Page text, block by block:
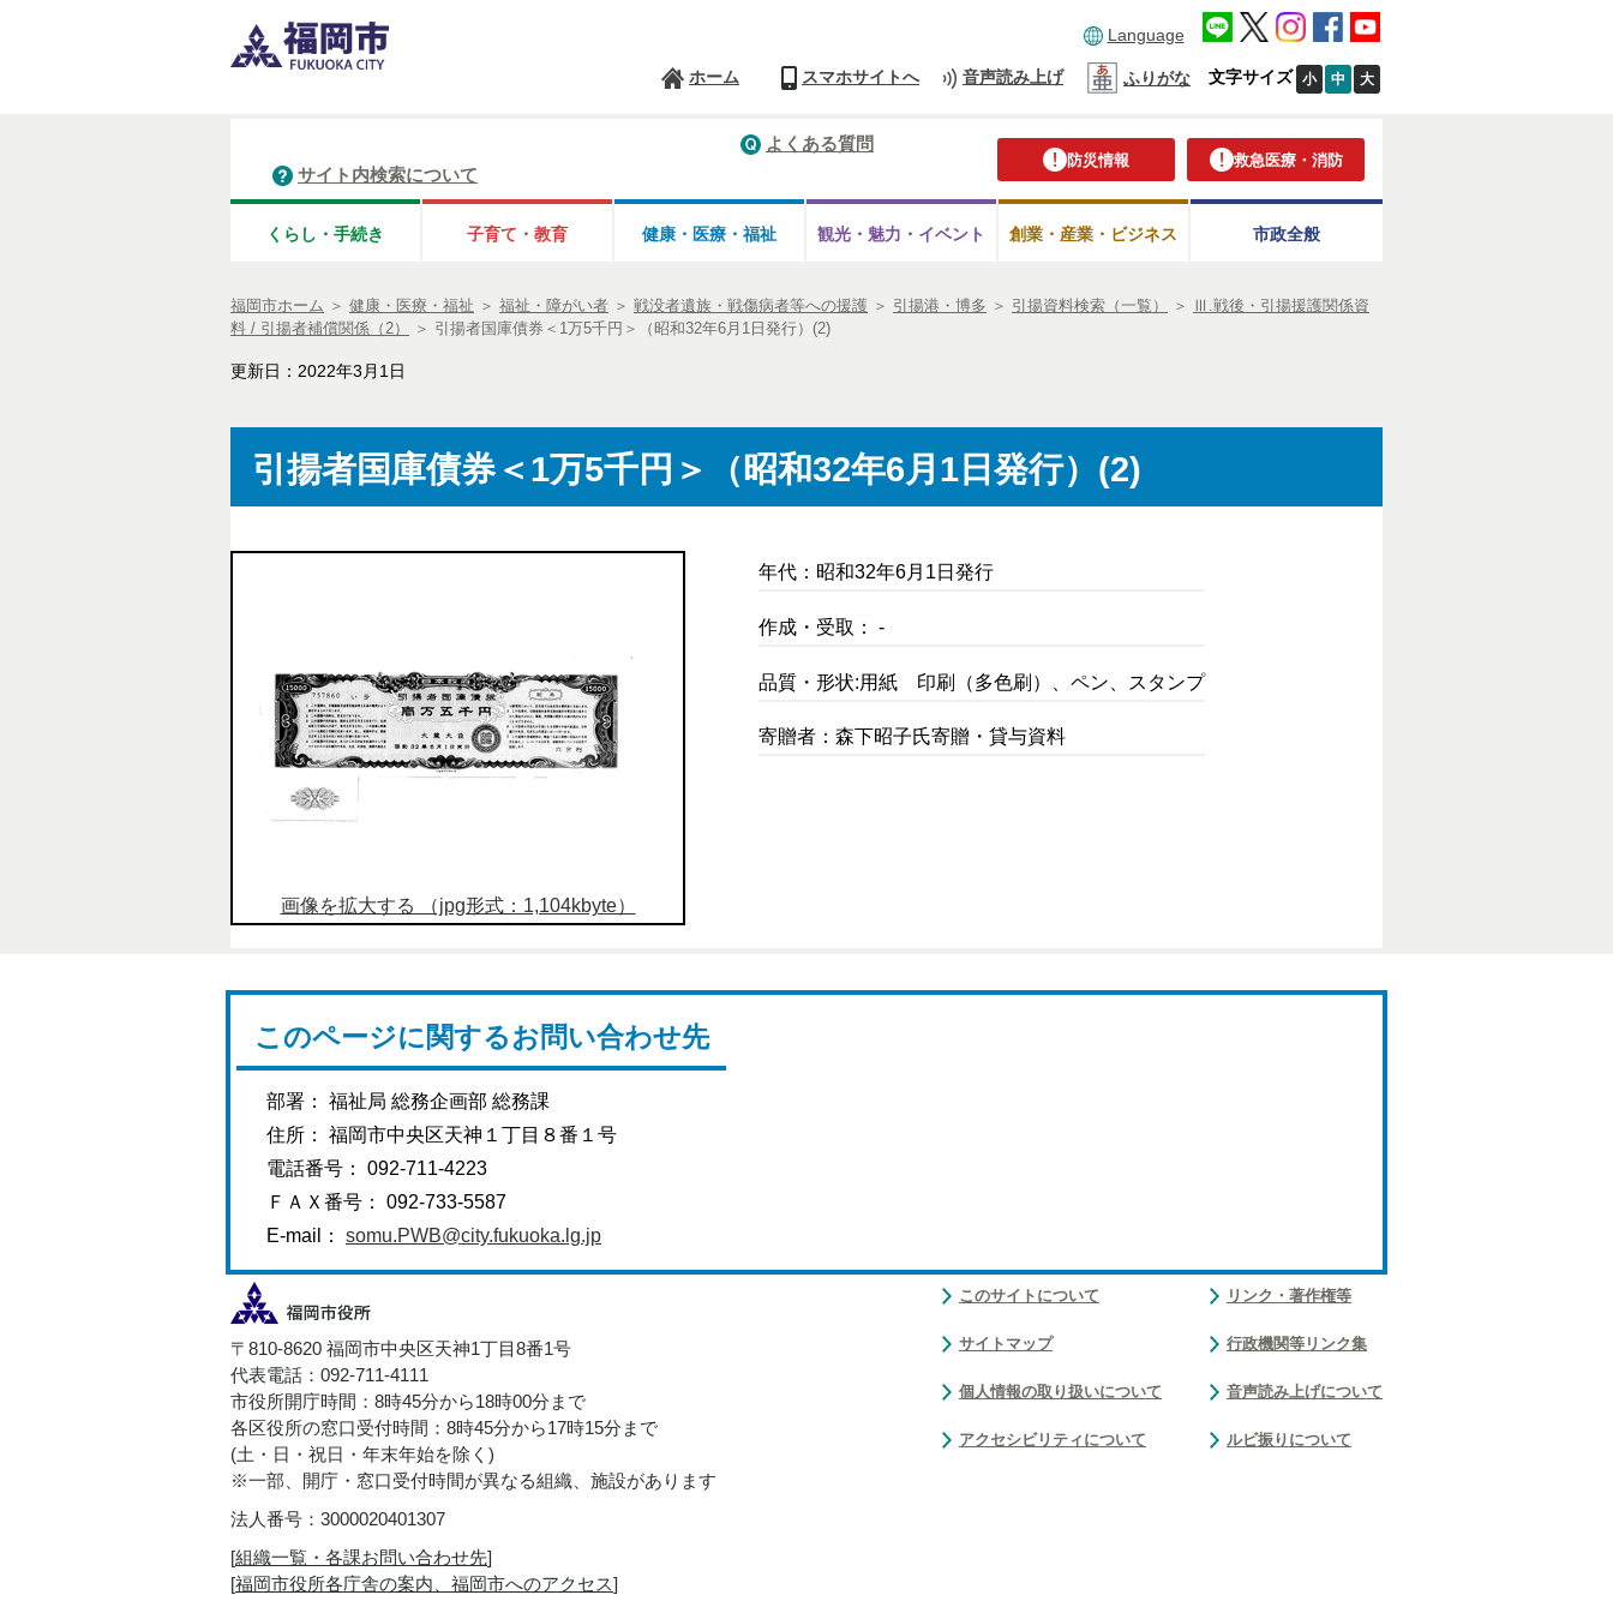
Language
ホーム スマホサイトへ 音声読み上げ ふりがな 文字サイズ 小 中 大
防災情報 救急医療・消防
よくある質問
サイト内検索について
くらし・手続き 子育て・教育 健康・医療・ 福祉 観光・魅力・ イベント 創業・産業・ビジネス 市政全般
福岡市ホーム ＞ 健康・医療・福祉 ＞ 福祉・障がい者 ＞ 戦没者遺族・戦傷病者等への援護 ＞ 引揚港・博多 ＞ 引揚資料検索（一覧） ＞ Ⅲ.戦後・引揚援護関係資
料 / 引揚者補償関係（2）
＞ 引揚者国庫債券＜1万5千円＞（昭和32年6月1日発行）(2)
更新日：2022年3月1日
引揚者国庫債券＜1万5千円＞（昭和32年6月1日発行）(2)
画像を拡大する （jpg形式：1,104kbyte）
年代：昭和32年6月1日発行
作成・受取： -
品質・形状:用紙 印刷（多色刷）、ペン、スタンプ
寄贈者：森下昭子氏寄贈・貸与資料
このページに関するお問い合わせ先
部署： 福祉局 総務企画部 総務課
住所： 福岡市中央区天神１丁目８番１号
電話番号： 092-711-4223
ＦＡＸ番号： 092-733-5587
E-mail： somu.PWB@city.fukuoka.lg.jp
〒810-8620 福岡市中央区天神1丁目8番1号
代表電話：092-711-4111
市役所開庁時間：8時45分から18時00分まで
各区役所の窓口受付時間：8時45分から17時15分まで
(土・日・祝日・年末年始を除く)
※一部、開庁・窓口受付時間が異なる組織、施設があります
法人番号：3000020401307
[組織一覧・各課お問い合わせ先]
[福岡市役所各庁舎の案内、福岡市へのアクセス]
このサイトについて
サイトマップ
個人情報の取り扱いについて
アクセシビリティについて
リンク・著作権等
行政機関等リンク集
音声読み上げについて
ルビ振りについて